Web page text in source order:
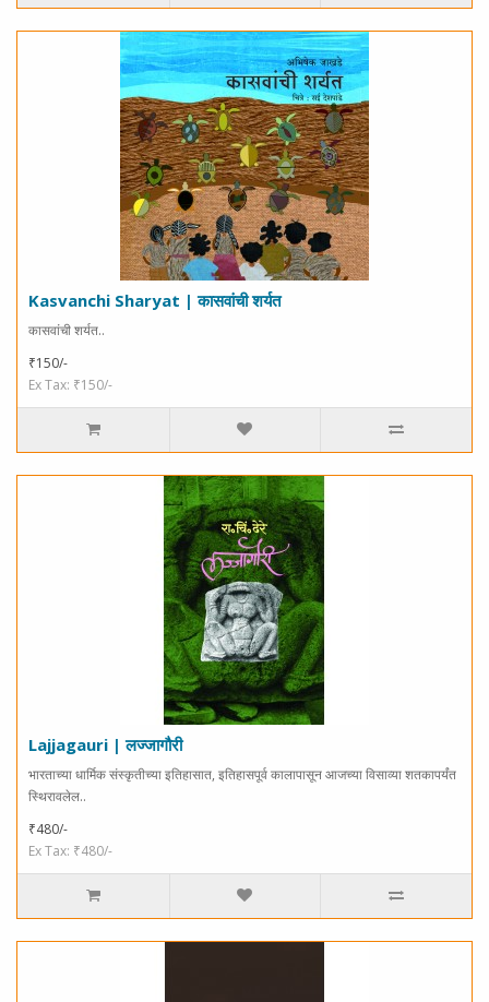
Kasvanchi Sharyat | कासवांची शर्यत
कासवांची शर्यत..
₹150/-
Ex Tax: ₹150/-
Lajjagauri | लज्जागौरी
भारताच्या धार्मिक संस्कृतीच्या इतिहासात, इतिहासपूर्व कालापासून आजच्या विसाव्या शतकापर्यंत
स्थिरावलेल..
₹480/-
Ex Tax: ₹480/-